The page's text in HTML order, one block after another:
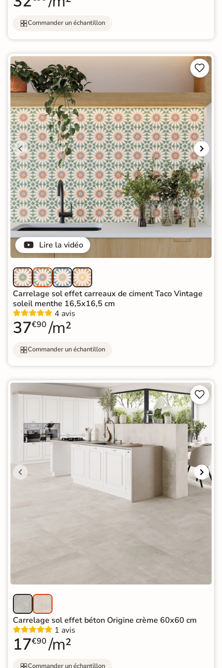
Commander un échantillon
Lire la vidéo


Carrelage sol effet carreaux de ciment Taco Vintage
soleil menthe 16,5x16,5 cm
4 avis
37€90 /m²
Commander un échantillon


Carrelage sol effet béton Origine crème 60x60 cm
1 avis
17€90 /m²
Commander un échantillon